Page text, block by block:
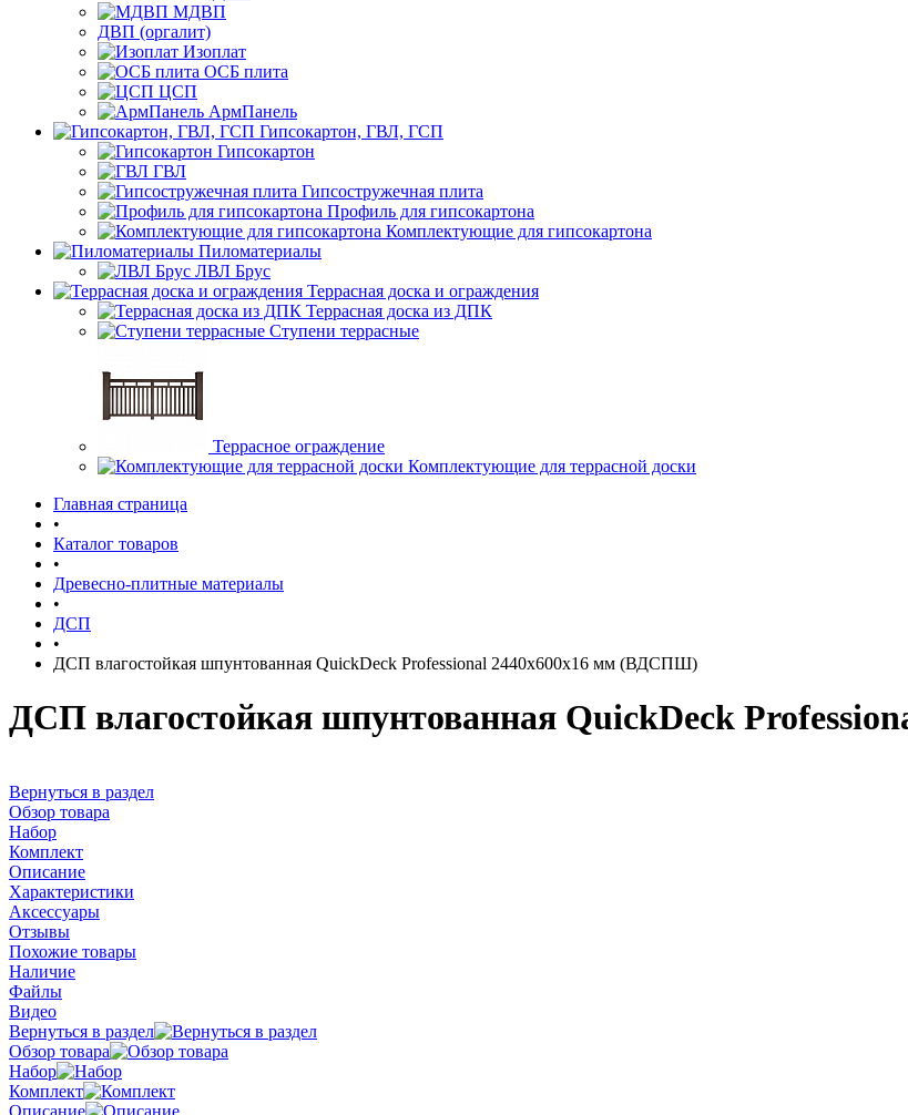
МДВП
ДВП (оргалит)
Изоплат
ОСБ плита
ЦСП
АрмПанель
Гипсокартон, ГВЛ, ГСП
Гипсокартон
ГВЛ
Гипсостружечная плита
Профиль для гипсокартона
Комплектующие для гипсокартона
Пиломатериалы
ЛВЛ Брус
Террасная доска и ограждения
Террасная доска из ДПК
Ступени террасные
Террасное ограждение
Комплектующие для террасной доски
Главная страница
•
Каталог товаров
•
Древесно-плитные материалы
•
ДСП
•
ДСП влагостойкая шпунтованная QuickDeck Professional 2440x600x16 мм (ВДСПШ)
ДСП влагостойкая шпунтованная QuickDeck
Вернуться в раздел
Обзор товара
Набор
Комплект
Описание
Характеристики
Аксессуары
Отзывы
Похожие товары
Наличие
Файлы
Видео
Вернуться в раздел
Обзор товара
Набор
Комплект
Описание